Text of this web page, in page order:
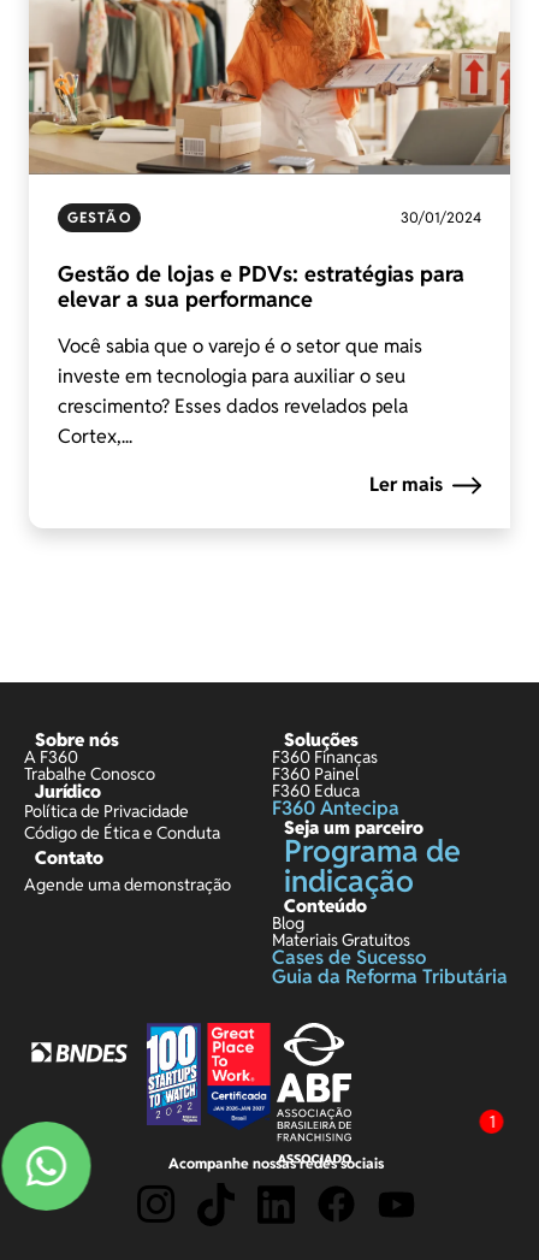
GESTÃO 30/01/2024
Gestão de lojas e PDVs: estratégias para
elevar a sua performance
Você sabia que o varejo é o setor que mais
investe em tecnologia para auxiliar o seu
crescimento? Esses dados revelados pela
Cortex,...
Ler mais
Sobre nós
A F360
Trabalhe Conosco
Jurídico
Política de Privacidade
Código de Ética e Conduta
Contato
Agende uma demonstração
Soluções
F360 Finanças
F360 Painel
F360 Educa
F360 Antecipa
Seja um parceiro
Programa de
indicação
Conteúdo
Blog
Materiais Gratuitos
Cases de Sucesso
Guia da Reforma Tributária
Acompanhe nossas redes sociais
1